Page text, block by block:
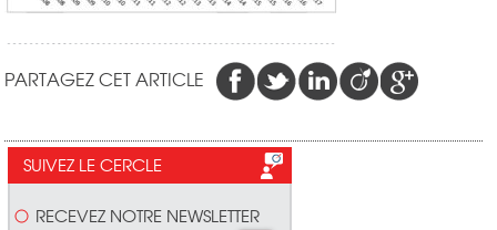
PARTAGEZ CET ARTICLE
SUIVEZ LE CERCLE
RECEVEZ NOTRE NEWSLETTER